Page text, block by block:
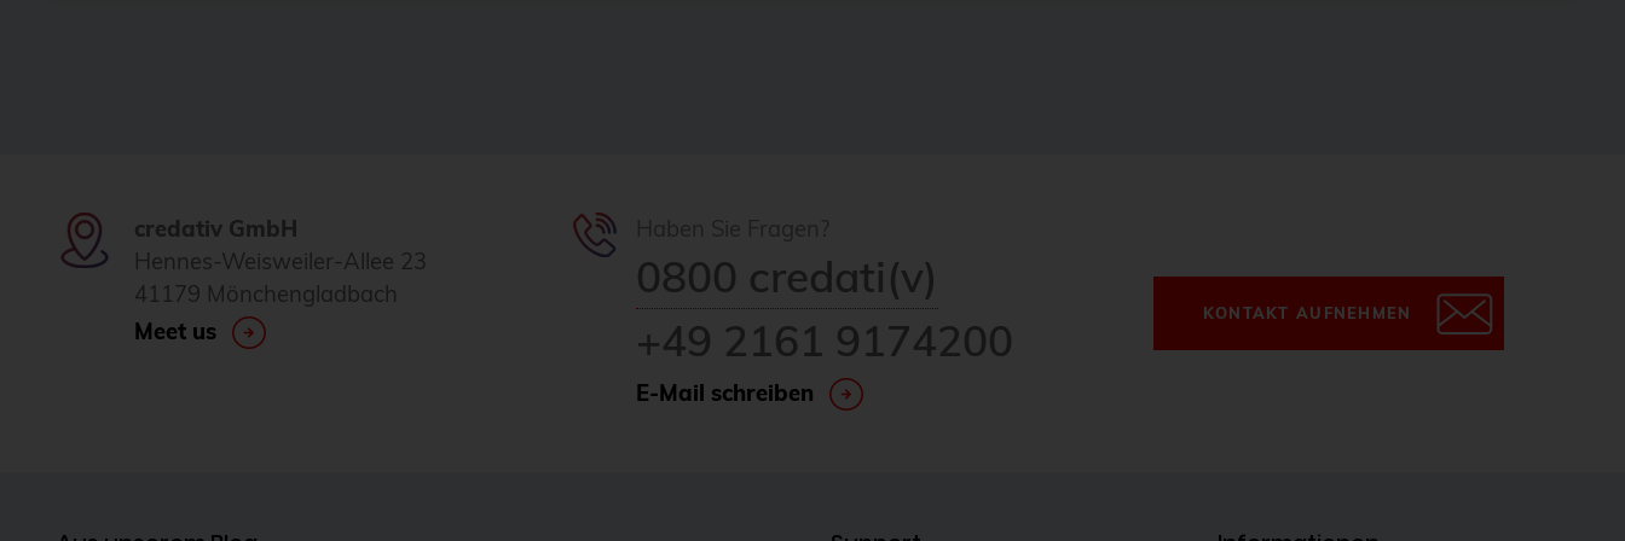
credativ GmbH
Hennes-Weisweiler-Allee 23
41179 Mönchengladbach
Meet us
0800 credati(v)
+49 2161 9174200
E-Mail schreiben
KONTAKT AUFNEHMEN